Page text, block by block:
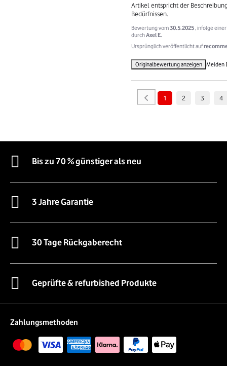
Artikel entspricht der
Bedürfnissen.
Bewertung vom30.5.2025 , infolge
durchAxel E.
Ursprünglich veröffentlicht auf
Originalbewertung anzeigen Melden
1 2 3 4
Bis zu 70 % günstiger als neu
3 Jahre Garantie
30 Tage Rückgaberecht
Geprüfte & refurbished Produkte
Zahlungsmethoden